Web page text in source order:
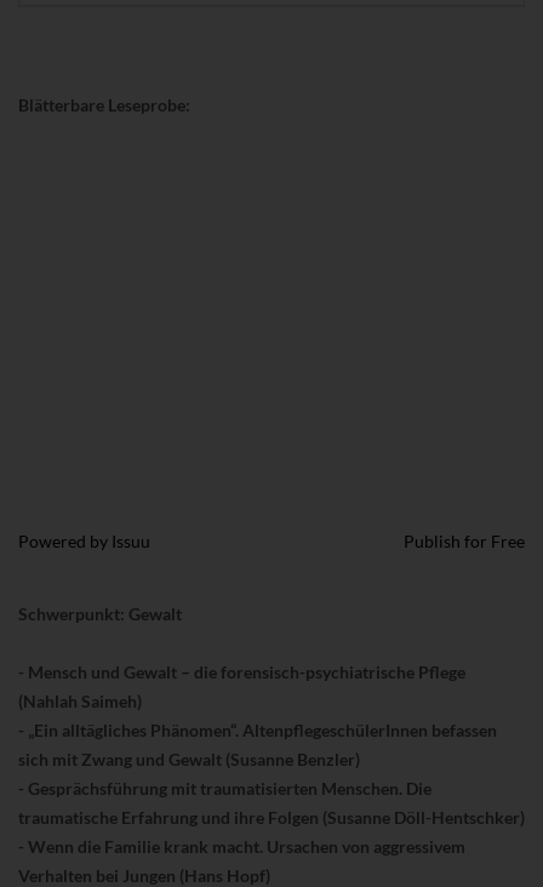
Blätterbare Leseprobe:
Powered by Issuu Publish for Free
Schwerpunkt: Gewalt
- Mensch und Gewalt – die forensisch-psychiatrische Pflege
(Nahlah Saimeh)
- „Ein alltägliches Phänomen“. AltenpflegeschülerInnen befassen
sich mit Zwang und Gewalt (Susanne Benzler)
- Gesprächsführung mit traumatisierten Menschen. Die
traumatische Erfahrung und ihre Folgen (Susanne Döll-Hentschker)
- Wenn die Familie krank macht. Ursachen von aggressivem
Verhalten bei Jungen (Hans Hopf)